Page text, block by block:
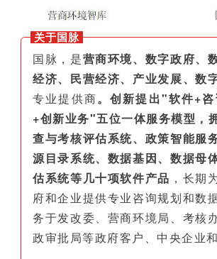
关于国脉
国脉，是营商环境、数字政府、
经济、民营经济、产业发展、数
专业提供商。创新提出"软件+
+创新业务"五位一体服务模型，
查与考核评估系统、政策智能服
源目录系统、数据基因、数据母
估系统等几十项软件产品 ，长期
府和企业提供专业咨询规划和数
务于发改委、营商环境局、考核
政审批局等政府客户、中央企业和